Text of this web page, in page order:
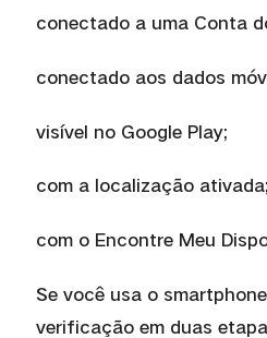
conectado a uma Conta
conectado aos dados mó
visível no Google Play;
com a localização ativada;
com o Encontre Meu
Se você usa o
verificação em duas